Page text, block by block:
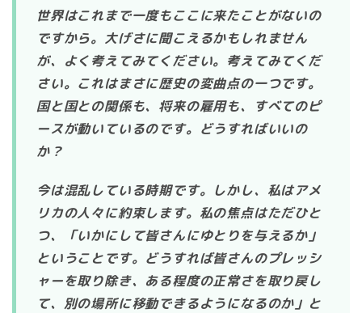
世界はこれまで一度もここに来たことがないの
ですから。大げさに聞こえるかもしれません
が、よく考えてみてください。考えてみてくだ
さい。これはまさに歴史の変曲点の一つです。
国と国との関係も、将来の雇用も、すべてのピ
ースが動いているのです。どうすればいいの
か？
今は混乱している時期です。しかし、私はアメ
リカの人々に約束します。私の焦点はただひと
つ、「いかにして皆さんにゆとりを与えるか」
ということです。どうすれば皆さんのプレッシ
ャーを取り除き、ある程度の正常さを取り戻し
て、別の場所に移動できるようになるのか」と